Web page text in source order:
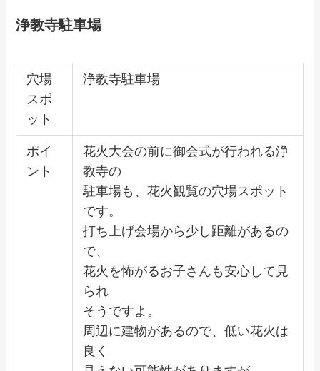
浄教寺駐車場
穴場
スポ
ット
浄教寺駐車場
ポイ
ント
花火大会の前に御会式が行われる浄
教寺の
駐車場も、花火観覧の穴場スポット
です。
打ち上げ会場から少し距離があるの
で、
花火を怖がるお子さんも安心して見
られ
そうですよ。
周辺に建物があるので、低い花火は
良く